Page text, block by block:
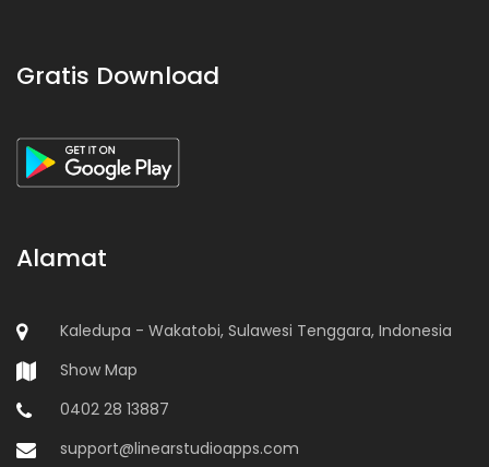
Gratis Download
Alamat
Kaledupa - Wakatobi, Sulawesi Tenggara, Indonesia
Show Map
0402 28 13887
support@linearstudioapps.com